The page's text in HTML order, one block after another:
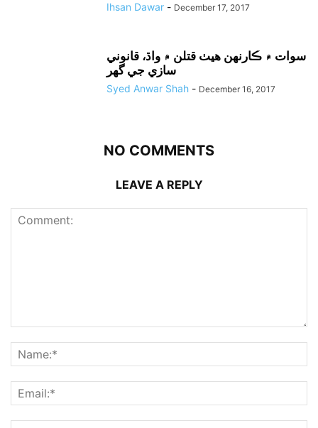
Ihsan Dawar - December 17, 2017
سوات ۾ ڪارنهن هيٺ قتلن ۾ واڌ، قانوني
سازي جي گهر
Syed Anwar Shah - December 16, 2017
NO COMMENTS
LEAVE A REPLY